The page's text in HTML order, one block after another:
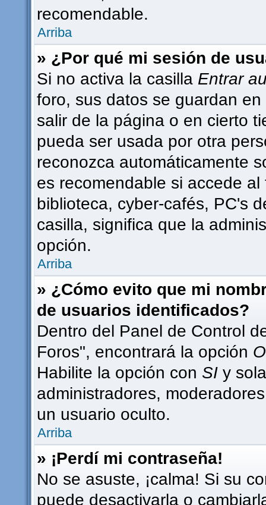
recomendable.
Arriba
» ¿Por qué mi sesión de
Si no activa la casilla Entrar
foro, sus datos se guardan
salir de la página o en cierto
pueda ser usada por otra
reconozca automáticamente
es recomendable si accede
biblioteca, cyber-cafés, PC's
casilla, significa que la
opción.
Arriba
» ¿Cómo evito que mi
de usuarios identificados?
Dentro del Panel de Control
Foros", encontrará la opción
Habilite la opción con SI y
administradores,
un usuario oculto.
Arriba
» ¡Perdí mi contraseña!
No se asuste, ¡calma! Si su
puede desactivarla o